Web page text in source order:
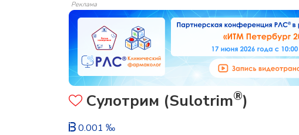
Реклама
Сулотрим (Sulotrim®)
0.001 ‰